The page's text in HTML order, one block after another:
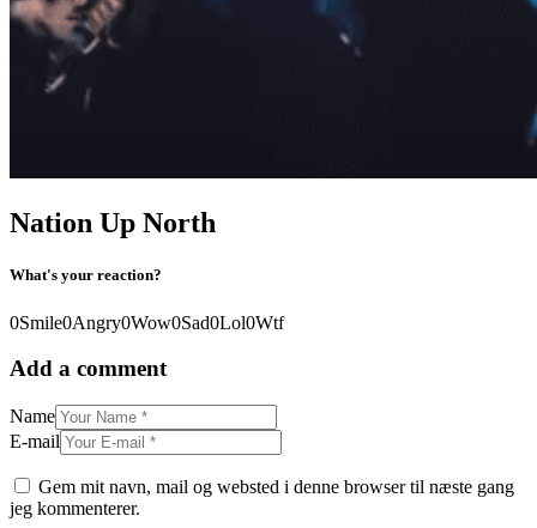
Nation Up North
What's your reaction?
0Smile0Angry0Wow0Sad0Lol0Wtf
Add a comment
Name
E-mail
Gem mit navn, mail og websted i denne browser til næste gang
jeg kommenterer.